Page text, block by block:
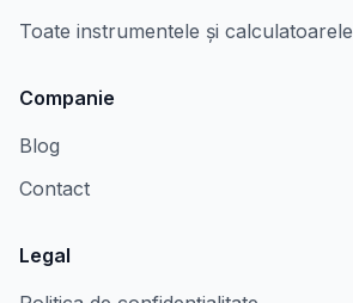
Toate instrumentele și calculatoarele
Companie
Blog
Contact
Legal